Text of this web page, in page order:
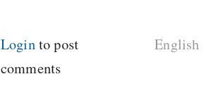
English
Loginto post
comments